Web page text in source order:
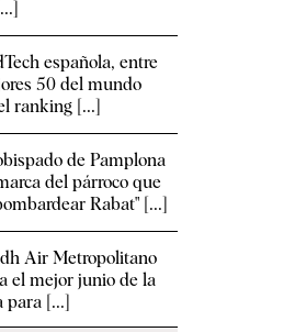
española, entre
50 del mundo
ranking [...]
de Pamplona
del párroco que
Rabat" [...]
Air Metropolitano
el mejor junio de la
para [...]